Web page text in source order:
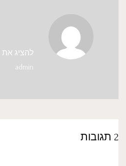
להציג
admin
2 תגובות